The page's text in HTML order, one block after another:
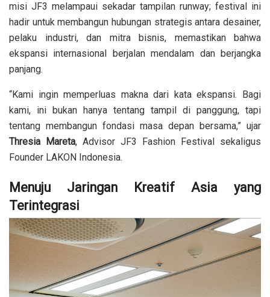
misi JF3 melampaui sekadar tampilan runway; festival ini
hadir untuk membangun hubungan strategis antara desainer,
pelaku industri, dan mitra bisnis, memastikan bahwa
ekspansi internasional berjalan mendalam dan berjangka
panjang.
“Kami ingin memperluas makna dari kata ekspansi. Bagi
kami, ini bukan hanya tentang tampil di panggung, tapi
tentang membangun fondasi masa depan bersama,” ujar
Thresia Mareta, Advisor JF3 Fashion Festival sekaligus
Founder LAKON Indonesia.
Menuju Jaringan Kreatif Asia yang
Terintegrasi